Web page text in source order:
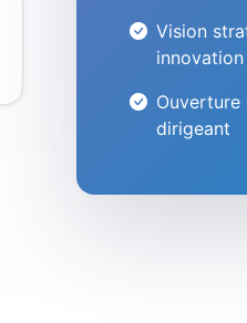
Vision
innovation
dirigeant